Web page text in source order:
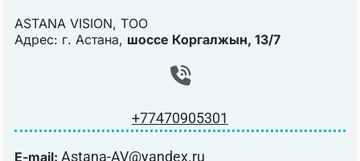
ASTANA VISION, TOO
Адрес: г. Астана, шоссе Коргалжын, 13/7
+77470905301
E-mail: Astana-AV@yandex.ru